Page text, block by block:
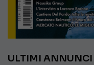
ULTIMI ANNUNCI